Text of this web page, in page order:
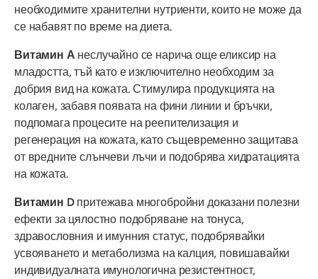
необходимите хранителни нутриенти, които не може да
се набавят по време на диета.
Витамин А неслучайно се нарича още еликсир на
младостта, тъй като е изключително необходим за
добрия вид на кожата. Стимулира продукцията на
колаген, забавя появата на фини линии и бръчки,
подпомага процесите на реепителизация и
регенерация на кожата, като същевременно защитава
от вредните слънчеви лъчи и подобрява хидратацията
на кожата.
Витамин Dпритежава многобройни доказани полезни
ефекти за цялостно подобряване на тонуса,
здравословния и имунния статус, подобрявайки
усвояването и метаболизма на калция, повишавайки
индивидуалната имунологична резистентност,